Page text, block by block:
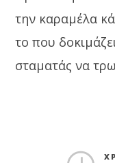
την καραμέλα
το που
σταματάς να